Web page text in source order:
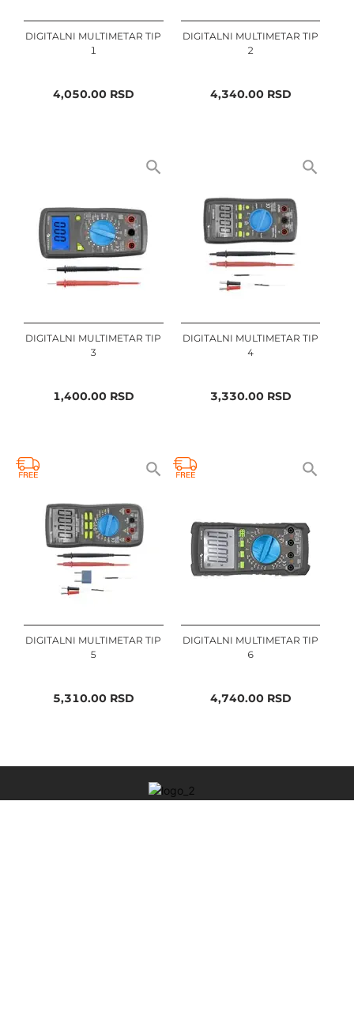
DIGITALNI MULTIMETAR TIP
1
4,050.00RSD
DIGITALNI MULTIMETAR TIP
2
4,340.00RSD
DIGITALNI MULTIMETAR TIP
3
1,400.00RSD
DIGITALNI MULTIMETAR TIP
4
3,330.00RSD
DIGITALNI MULTIMETAR TIP
5
5,310.00RSD
DIGITALNI MULTIMETAR TIP
6
4,740.00RSD